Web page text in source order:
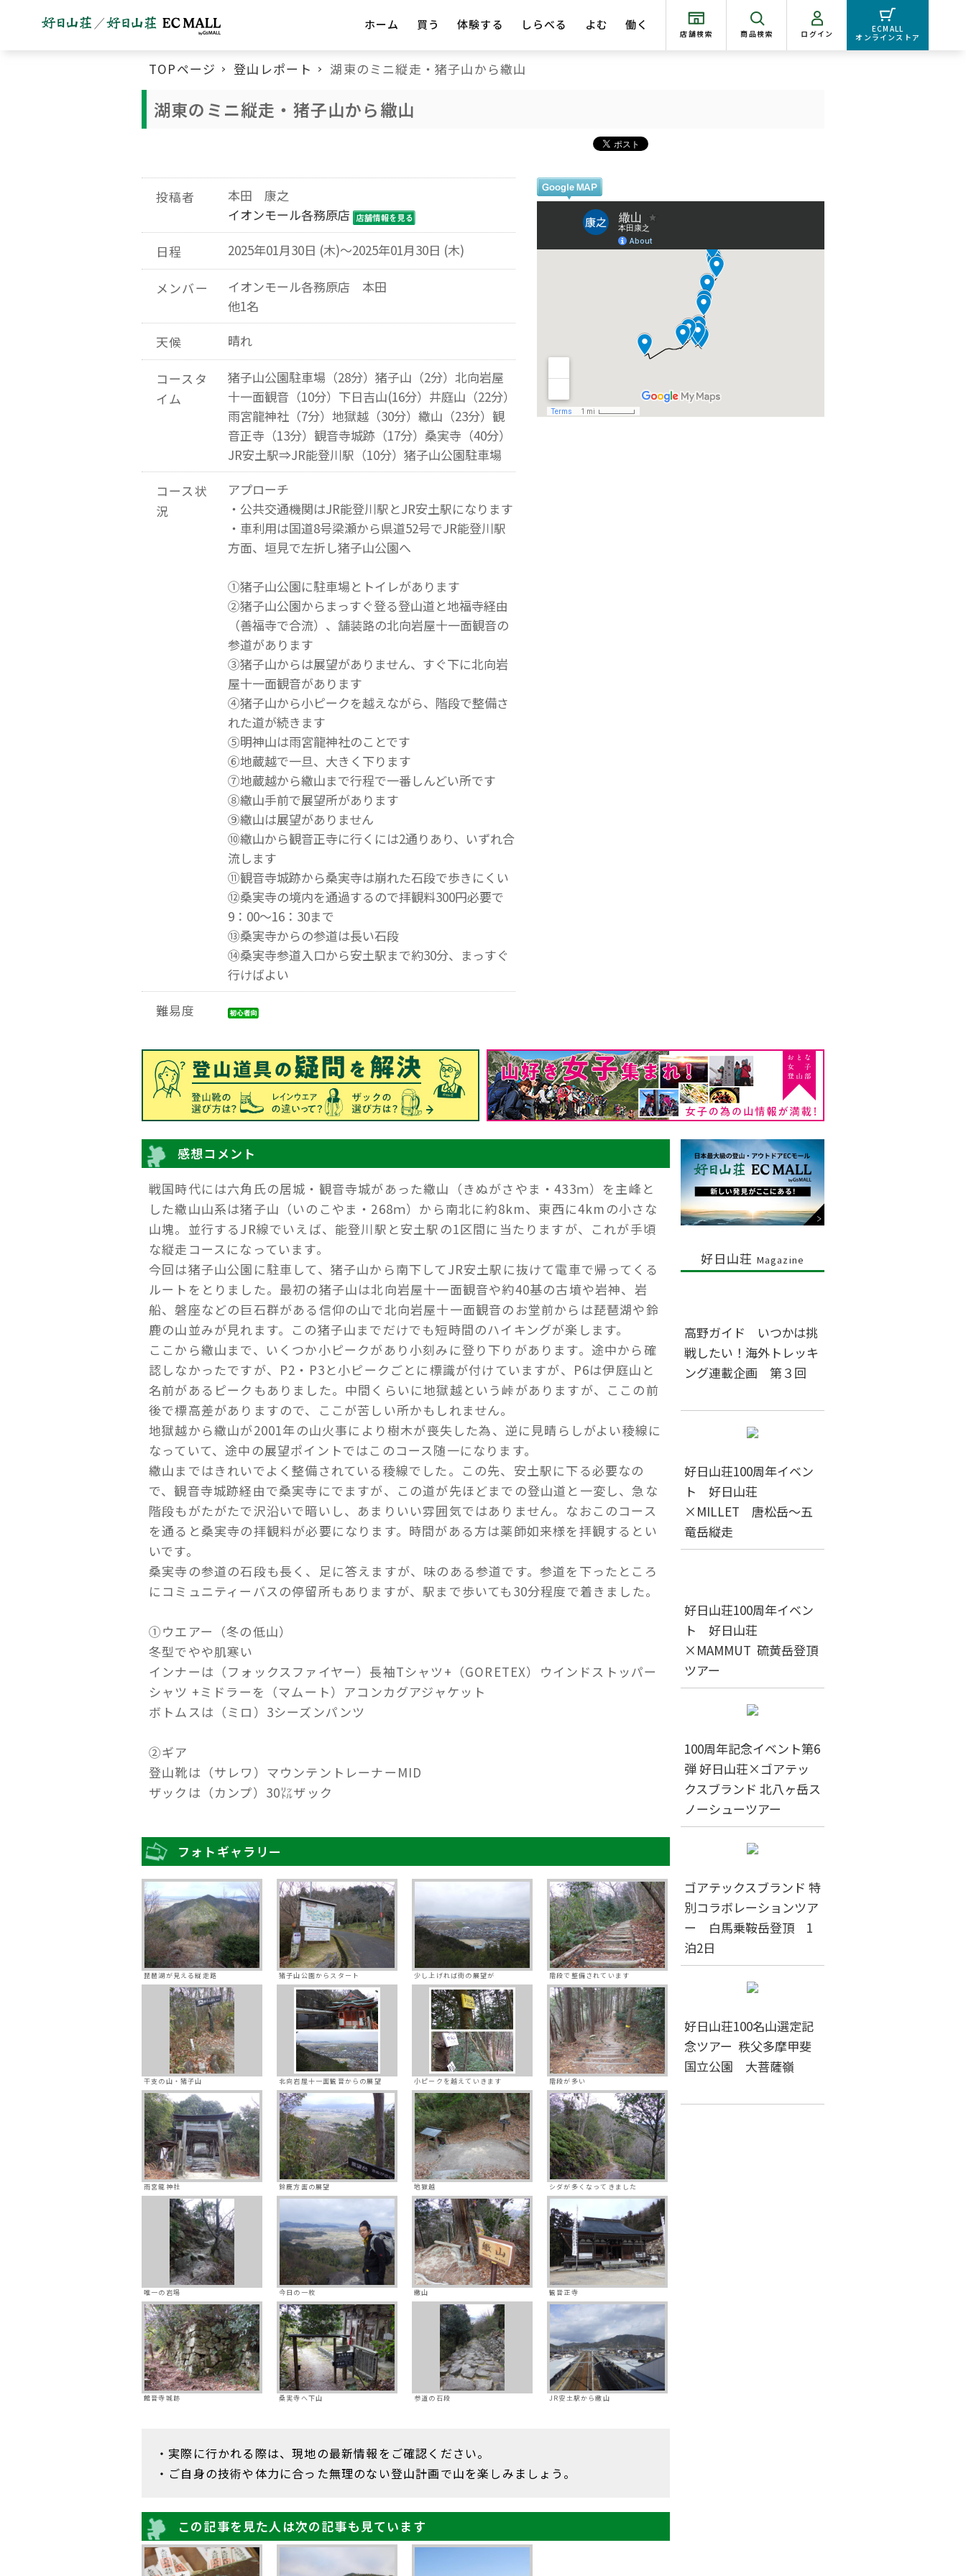
ホーム 買う 体験する しらべる よむ 働く
店舗検索 商品検索 ログイン
ECMALL
オンラインストア
TOPページ 登山レポート 湖東のミニ縦走・猪子山から繖山
湖東のミニ縦走・猪子山から繖山
投稿者
本田 康之
イオンモール各務原店
日程 2025年01月30日 (木)～2025年01月30日 (木)
メンバー
イオンモール各務原店 本田
他1名
天候
晴れ
コースタ
イム
猪子山公園駐車場（28分）猪子山（2分）北向岩屋
十一面観音（10分）下日吉山(16分）井庭山（22分）
雨宮龍神社（7分）地獄越（30分）繖山（23分）観
音正寺（13分）観音寺城跡（17分）桑実寺（40分）
JR安土駅⇒JR能登川駅（10分）猪子山公園駐車場
コース状
況
アプローチ
・公共交通機関はJR能登川駅とJR安土駅になります
・車利用は国道8号梁瀬から県道52号でJR能登川駅
方面、垣見で左折し猪子山公園へ
①猪子山公園に駐車場とトイレがあります
②猪子山公園からまっすぐ登る登山道と地福寺経由
（善福寺で合流）、舗装路の北向岩屋十一面観音の
参道があります
③猪子山からは展望がありません、すぐ下に北向岩
屋十一面観音があります
④猪子山から小ピークを越えながら、階段で整備さ
れた道が続きます
⑤明神山は雨宮龍神社のことです
⑥地蔵越で一旦、大きく下ります
⑦地蔵越から繖山まで行程で一番しんどい所です
⑧繖山手前で展望所があります
⑨繖山は展望がありません
⑩繖山から観音正寺に行くには2通りあり、いずれ合
流します
⑪観音寺城跡から桑実寺は崩れた石段で歩きにくい
⑫桑実寺の境内を通過するので拝観料300円必要で
9：00～16：30まで
⑬桑実寺からの参道は長い石段
⑭桑実寺参道入口から安土駅まで約30分、まっすぐ
行けばよい
難易度
感想コメント
戦国時代には六角氏の居城・観音寺城があった繖山（きぬがさやま・433ｍ）を主峰と
した繖山山系は猪子山（いのこやま・268ｍ）から南北に約8km、東西に4kmの小さな
山塊。並行するJR線でいえば、能登川駅と安土駅の1区間に当たりますが、これが手頃
な縦走コースになっています。
今回は猪子山公園に駐車して、猪子山から南下してJR安土駅に抜けて電車で帰ってくる
ルートをとりました。最初の猪子山は北向岩屋十一面観音や約40基の古墳や岩神、岩
船、磐座などの巨石群がある信仰の山で北向岩屋十一面観音のお堂前からは琵琶湖や鈴
鹿の山並みが見れます。この猪子山までだけでも短時間のハイキングが楽します。
ここから繖山まで、いくつか小ピークがあり小刻みに登り下りがあります。途中から確
認しなかったですが、P2・P3と小ピークごとに標識が付けていますが、P6は伊庭山と
名前があるピークもありました。中間くらいに地獄越という峠がありますが、ここの前
後で標高差がありますので、ここが苦しい所かもしれません。
地獄越から繖山が2001年の山火事により樹木が喪失した為、逆に見晴らしがよい稜線に
なっていて、途中の展望ポイントではこのコース随一になります。
繖山まではきれいでよく整備されている稜線でした。この先、安土駅に下る必要なの
で、観音寺城跡経由で桑実寺にでますが、この道が先ほどまでの登山道と一変し、急な
階段もがたがたで沢沿いで暗いし、あまりいい雰囲気ではありません。なおこのコース
を通ると桑実寺の拝観料が必要になります。時間がある方は薬師如来様を拝観するとい
いです。
桑実寺の参道の石段も長く、足に答えますが、味のある参道です。参道を下ったところ
にコミュニティーバスの停留所もありますが、駅まで歩いても30分程度で着きました。
①ウエアー（冬の低山）
冬型でやや肌寒い
インナーは（フォックスファイヤー）長袖Tシャツ+（GORETEX）ウインドストッパー
シャツ +ミドラーを（マムート）アコンカグアジャケット
ボトムスは（ミロ）3シーズンパンツ
②ギア
登山靴は（サレワ）マウンテントレーナーMID
ザックは（カンプ）30㍑ザック
フォトギャラリー
琵琶湖が見える縦走路 猪子山公園からスタート 少し上げれば街の展望が 階段で整備されています
干支の山・猪子山 北向岩屋十一面観音からの展望 小ピークを越えていきます 階段が多い
雨宮龍神社 鈴鹿方面の展望 地獄越 シダが多くなってきました
唯一の岩場 今日の一枚 繖山 観音正寺
館音寺城跡 桑実寺へ下山 参道の石段 JR安土駅から繖山
・実際に行かれる際は、現地の最新情報をご確認ください。
・ご自身の技術や体力に合った無理のない登山計画で山を楽しみましょう。
この記事を見た人は次の記事も見ています
好日山荘 Magazine
高野ガイド いつかは挑
戦したい！海外トレッキ
ング連載企画 第３回
好日山荘100周年イベン
ト 好日山荘
×MILLET 唐松岳～五
竜岳縦走
好日山荘100周年イベン
ト 好日山荘
×MAMMUT 硫黄岳登頂
ツアー
100周年記念イベント第6
弾 好日山荘×ゴアテッ
クスブランド 北八ヶ岳ス
ノーシューツアー
ゴアテックスブランド 特
別コラボレーションツア
ー 白馬乗鞍岳登頂 1
泊2日
好日山荘100名山選定記
念ツアー 秩父多摩甲斐
国立公園 大菩薩嶺